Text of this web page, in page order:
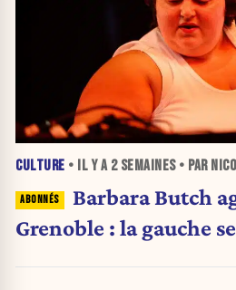
CULTURE • IL Y A 2 SEMAINES• PAR
Barbara Butch
Grenoble : la gauche